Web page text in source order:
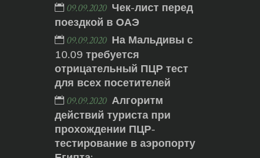
09.09.2020 Чек-лист перед
поездкой в ОАЭ
09.09.2020 На Мальдивы с
10.09 требуется
отрицательный ПЦР тест
для всех посетителей
09.09.2020 Алгоритм
действий туриста при
прохождении ПЦР-
тестирование в аэропорту